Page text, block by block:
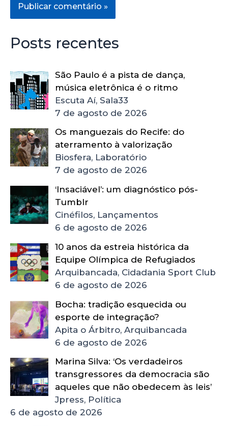
Posts recentes
São Paulo é a pista de dança,
música eletrônica é o ritmo
Escuta Aí, Sala33
7 de agosto de 2026
Os manguezais do Recife: do
aterramento à valorização
Biosfera, Laboratório
7 de agosto de 2026
‘Insaciável’: um diagnóstico pós-
Tumblr
Cinéfilos, Lançamentos
6 de agosto de 2026
10 anos da estreia histórica da
Equipe Olímpica de Refugiados
Arquibancada, Cidadania Sport Club
6 de agosto de 2026
Bocha: tradição esquecida ou
esporte de integração?
Apita o Árbitro, Arquibancada
6 de agosto de 2026
Marina Silva: ‘Os verdadeiros
transgressores da democracia são
aqueles que não obedecem às leis’
Jpress, Política
6 de agosto de 2026